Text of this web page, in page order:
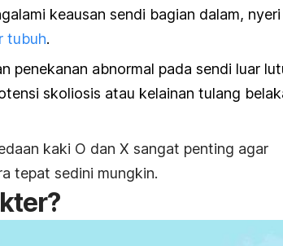
keausan sendi bagian dalam,
tubuh.
penekanan abnormal pada sendi luar
skoliosis atau kelainan tulang
kaki O dan X sangat penting agar
tepat sedini mungkin.